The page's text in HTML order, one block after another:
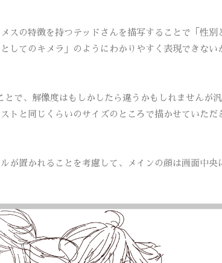
スの特徴を持つテッドさんを描写することで「性別
してのキメラ」のようにわかりやすく表現できない
とで、解像度はもしかしたら違うかもしれませんが
トと同じくらいのサイズのところで描かせていただ
が置かれることを考慮して、メインの顔は画面中央